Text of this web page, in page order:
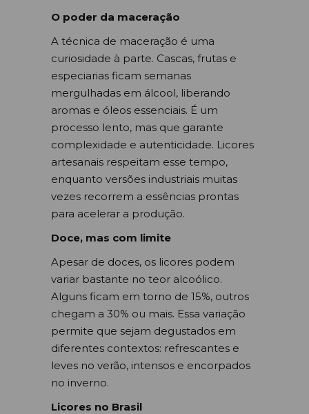
O poder da maceração
A técnica de maceração é uma
curiosidade à parte. Cascas, frutas e
especiarias ficam semanas
mergulhadas em álcool, liberando
aromas e óleos essenciais. É um
processo lento, mas que garante
complexidade e autenticidade. Licores
artesanais respeitam esse tempo,
enquanto versões industriais muitas
vezes recorrem a essências prontas
para acelerar a produção.
Doce, mas com limite
Apesar de doces, os licores podem
variar bastante no teor alcoólico.
Alguns ficam em torno de 15%, outros
chegam a 30% ou mais. Essa variação
permite que sejam degustados em
diferentes contextos: refrescantes e
leves no verão, intensos e encorpados
no inverno.
Licores no Brasil